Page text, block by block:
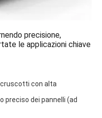
precisione,
le applicazioni chiave
con alta
preciso dei pannelli (ad